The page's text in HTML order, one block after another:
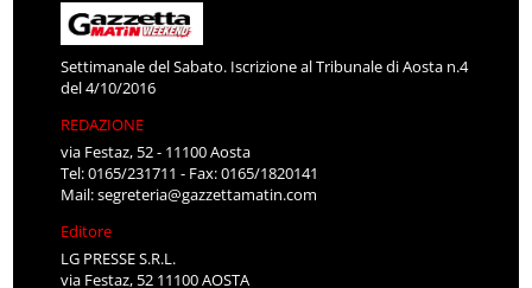
Settimanale del Sabato. Iscrizione al Tribunale di Aosta n.4
del 4/10/2016
REDAZIONE
via Festaz, 52 - 11100 Aosta
Tel: 0165/231711 - Fax: 0165/1820141
Mail:segreteria@gazzettamatin.com
Editore
LG PRESSE S.R.L.
via Festaz, 52 11100 AOSTA